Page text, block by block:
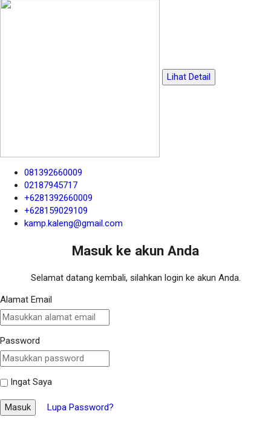
Lihat Detail
081392660009
02187945717
+6281392660009
+628159029109
kamp.kaleng@gmail.com
Masuk ke akun Anda
Selamat datang kembali, silahkan login ke akun Anda.
Alamat Email
Password
Ingat Saya
Masuk Lupa Password?